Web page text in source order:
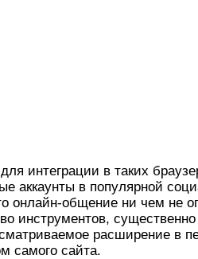
интеграции в таких
аккаунты в популярной
онлайн-общение ни чем не
инструментов,
расширение в
самого сайта.